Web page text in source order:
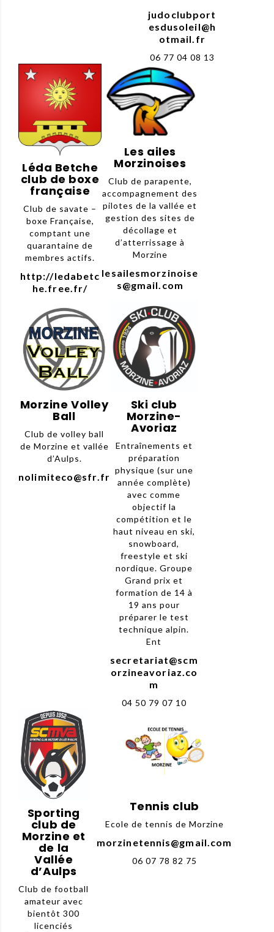
judoclubport
esdusoleil@h
otmail.fr
06 77 04 08 13
Léda Betche
club de boxe
française
Club de savate –
boxe Française,
comptant une
quarantaine de
membres actifs.
http://ledabetc
he.free.fr/
Les ailes
Morzinoises
Club de parapente,
accompagnement des
pilotes de la vallée et
gestion des sites de
décollage et
d’atterrissage à
Morzine
lesailesmorzinoise
s@gmail.com
Morzine Volley
Ball
Club de volley ball
de Morzine et vallée
d’Aulps.
nolimiteco@sfr.fr
Ski club
Morzine-
Avoriaz
Entraînements et
préparation
physique (sur une
année complète)
avec comme
objectif la
compétition et le
haut niveau en ski,
snowboard,
freestyle et ski
nordique. Groupe
Grand prix et
formation de 14 à
19 ans pour
préparer le test
technique alpin.
Ent
secretariat@scm
orzineavoriaz.co
m
04 50 79 07 10
Sporting
club de
Morzine et
de la
Vallée
d’Aulps
Club de football
amateur avec
bientôt 300
licenciés
Tennis club
Ecole de tennis de Morzine
morzinetennis@gmail.com
06 07 78 82 75